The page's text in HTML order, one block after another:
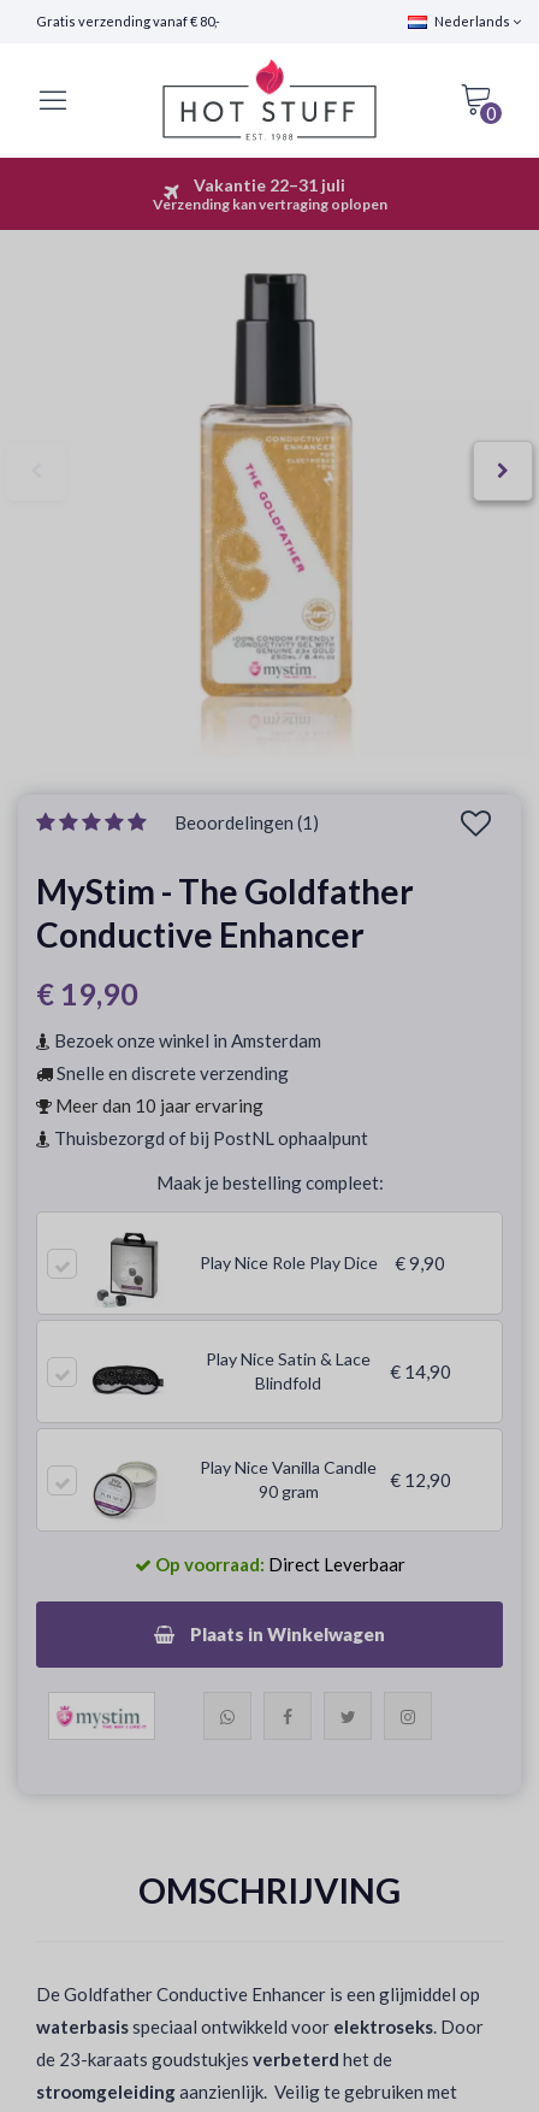
Gratis verzending vanaf € 80,- Nederlands
0
Snelle Verzending (24 uur)
Vakantie 22–31 juli
Verzending kan vertraging oplopen
Beoordelingen (1)
MyStim - The Goldfather
Conductive Enhancer
€ 19,90
Bezoek onze winkel in Amsterdam
Snelle en discrete verzending
Meer dan 10 jaar ervaring
Thuisbezorgd of bij PostNL ophaalpunt
Maak je bestelling compleet:
Play Nice Role Play Dice € 9,90
Play Nice Satin & Lace
Blindfold
€ 14,90
Play Nice Vanilla Candle
90 gram
€ 12,90
Op voorraad: Direct Leverbaar
Plaats in Winkelwagen
OMSCHRIJVING
De Goldfather Conductive Enhancer is een glijmiddel op
waterbasisspeciaal ontwikkeld voor elektroseks. Door
de 23-karaats goudstukjes verbeterd het de
stroomgeleidingaanzienlijk. Veilig te gebruiken met